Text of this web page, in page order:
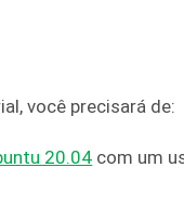
você precisará de:
20.04 com um